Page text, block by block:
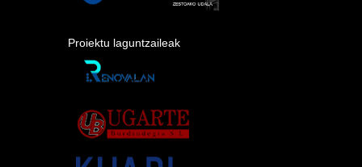
Proiektu laguntzaileak